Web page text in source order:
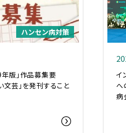
ハンセン病対策
版」作品募集要
芸」を発刊すること
イ
へ
病